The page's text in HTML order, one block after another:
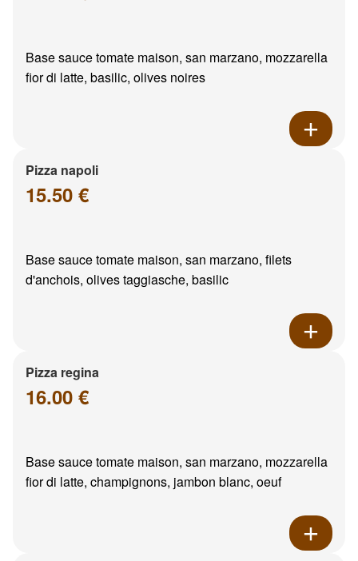
Base sauce tomate maison, san marzano, mozzarella
fior di latte, basilic, olives noires
Pizza napoli
15.50 €
Base sauce tomate maison, san marzano, filets
d'anchois, olives taggiasche, basilic
Pizza regina
16.00 €
Base sauce tomate maison, san marzano, mozzarella
fior di latte, champignons, jambon blanc, oeuf